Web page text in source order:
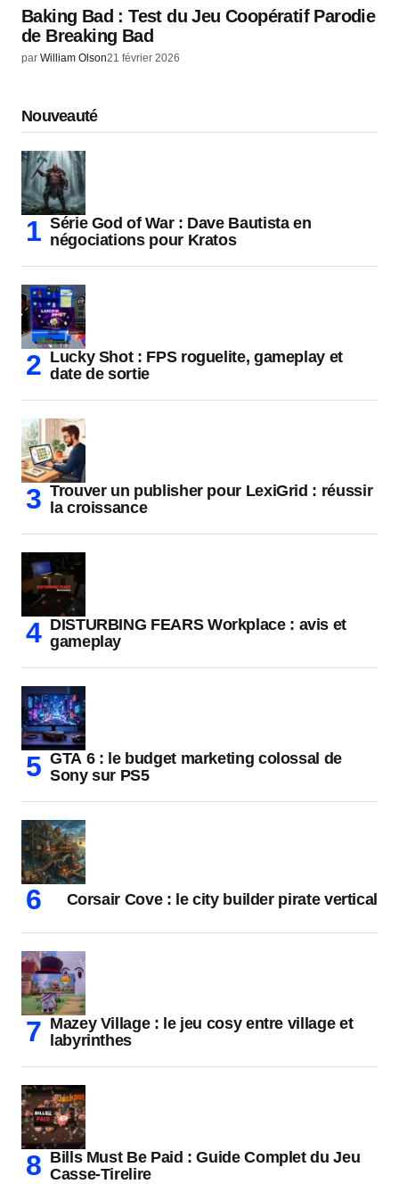
Baking Bad : Test du Jeu Coopératif Parodie
de Breaking Bad
par William Olson21 février 2026
Nouveauté
Série God of War : Dave Bautista en
négociations pour Kratos
Lucky Shot : FPS roguelite, gameplay et
date de sortie
Trouver un publisher pour LexiGrid : réussir
la croissance
DISTURBING FEARS Workplace : avis et
gameplay
GTA 6 : le budget marketing colossal de
Sony sur PS5
Corsair Cove : le city builder pirate vertical
Mazey Village : le jeu cosy entre village et
labyrinthes
Bills Must Be Paid : Guide Complet du Jeu
Casse-Tirelire